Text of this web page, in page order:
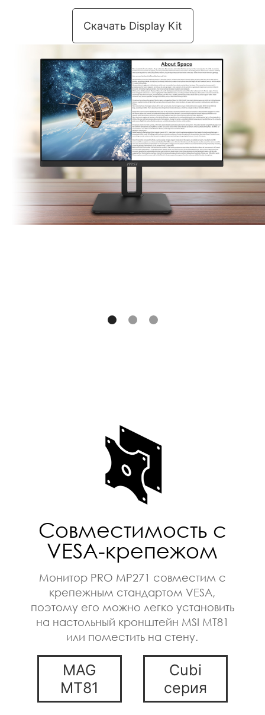
Приложение
Display Kit –
инструменты
Среди удобных инструментов,
предлагаемых приложением
Display Kit, имеется виртуальная
клавиатура – она окажется
весьма полезной, если
применять обычную клавиатуру
по какой-то причине неудобно.
Совместимость с
VESA-крепежом
Монитор PRO MP271 совместим с
крепежным стандартом VESA,
поэтому его можно легко установить
на настольный кронштейн MSI MT81
или поместить на стену.
MAG
MT81
Cubi
серия